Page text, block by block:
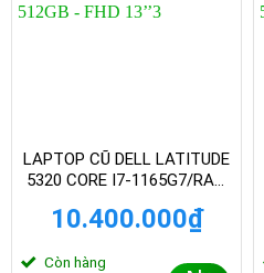
LAPTOP CŨ DELL LATITUDE
5320 CORE I7-1165G7/RAM
INCH3
10.400.000₫
Còn hàng